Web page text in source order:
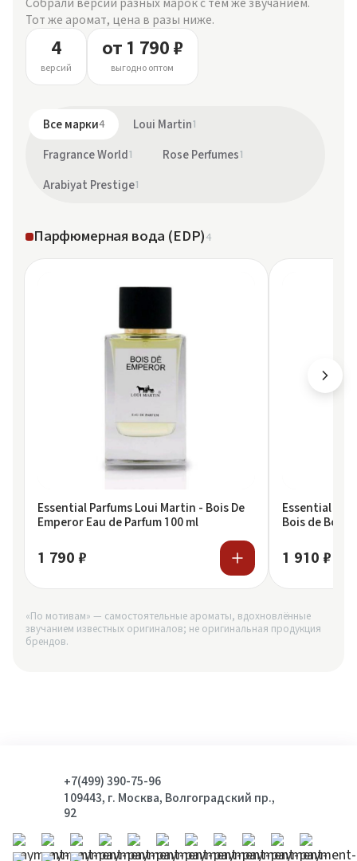
Собрали версии разных марок с тем же звучанием.
Тот же аромат, цена в разы ниже.
4
версий
от 1 790 ₽
выгодно оптом
Все марки4 Loui Martin1
Fragrance World 1 Rose Perfumes1
Arabiyat Prestige1
Парфюмерная вода (EDP)4
Essential Parfums Loui Martin - Bois De
Emperor Eau de Parfum 100 ml
1 790 ₽
Essential
Bois de Bois,
1 910 ₽
«По мотивам» — самостоятельные ароматы, вдохновлённые
звучанием известных оригиналов; не оригинальная продукция
брендов.
+7(499) 390-75-96
109443, г. Москва, Волгоградский пр.,
92